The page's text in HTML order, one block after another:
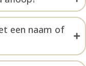
een naam of